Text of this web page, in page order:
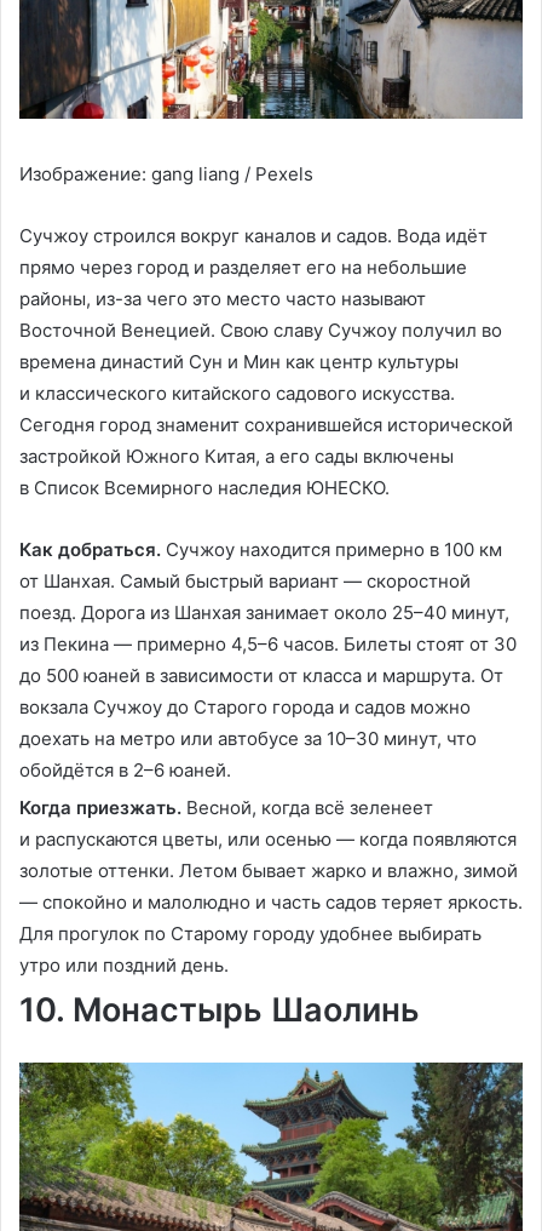
Изображение: gang liang / Pexels
Сучжоу строился вокруг каналов и садов. Вода идёт
прямо через город и разделяет его на небольшие
районы, из-за чего это место часто называют
Восточной Венецией. Свою славу Сучжоу получил во
времена династий Сун и Мин как центр культуры
и классического китайского садового искусства.
Сегодня город знаменит сохранившейся исторической
застройкой Южного Китая, а его сады включены
в Список Всемирного наследия ЮНЕСКО.
Как добраться. Сучжоу находится примерно в 100 км
от Шанхая. Самый быстрый вариант — скоростной
поезд. Дорога из Шанхая занимает около 25–40 минут,
из Пекина — примерно 4,5–6 часов. Билеты стоят от 30
до 500 юаней в зависимости от класса и маршрута. От
вокзала Сучжоу до Старого города и садов можно
доехать на метро или автобусе за 10–30 минут, что
обойдётся в 2–6 юаней.
Когда приезжать. Весной, когда всё зеленеет
и распускаются цветы, или осенью — когда появляются
золотые оттенки. Летом бывает жарко и влажно, зимой
— спокойно и малолюдно и часть садов теряет яркость.
Для прогулок по Старому городу удобнее выбирать
утро или поздний день.
10. Монастырь Шаолинь